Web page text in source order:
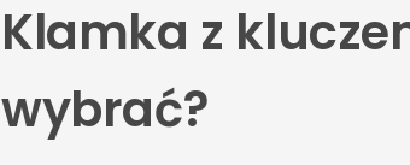
Klamka z
wybrać?